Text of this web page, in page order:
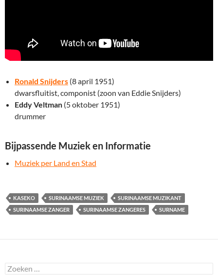
Ronald Snijders (8 april 1951)
dwarsfluitist, componist (zoon van Eddie Snijders)
Eddy Veltman (5 oktober 1951)
drummer
Bijpassende Muziek en Informatie
Muziek per Land en Stad
KASEKO SURINAAMSE MUZIEK
SURINAAMSE MUZIKANT
SURINAAMSE ZANGER
SURINAAMSE ZANGERES SURNAME
Zoeken